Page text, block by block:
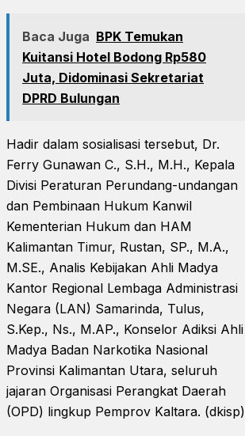
Baca Juga BPK Temukan
Kuitansi Hotel Bodong Rp580
Juta, Didominasi Sekretariat
DPRD Bulungan
Hadir dalam sosialisasi tersebut, Dr.
Ferry Gunawan C., S.H., M.H., Kepala
Divisi Peraturan Perundang-undangan
dan Pembinaan Hukum Kanwil
Kementerian Hukum dan HAM
Kalimantan Timur, Rustan, SP., M.A.,
M.SE., Analis Kebijakan Ahli Madya
Kantor Regional Lembaga Administrasi
Negara (LAN) Samarinda, Tulus,
S.Kep., Ns., M.AP., Konselor Adiksi Ahli
Madya Badan Narkotika Nasional
Provinsi Kalimantan Utara, seluruh
jajaran Organisasi Perangkat Daerah
(OPD) lingkup Pemprov Kaltara. (dkisp)